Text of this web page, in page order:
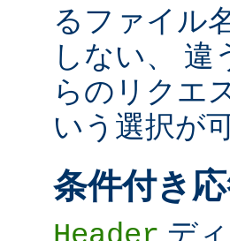
るファイル
しない、
らのリクエ
いう選択が
条件付き
デ